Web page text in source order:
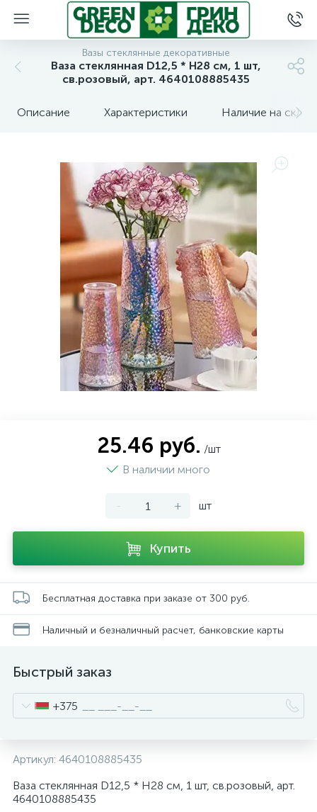
Вазы стеклянные декоративные
Ваза стеклянная D12,5 * H28 см, 1 шт,
св.розовый, арт. 4640108885435
Описание Характеристики Наличие на
25.46 руб. /шт
В наличии много
- + шт
Купить
Бесплатная доставка при заказе от 300 руб.
Наличный и безналичный расчет, банковские карты
Быстрый заказ
+375
Артикул: 4640108885435
Ваза стеклянная D12,5 * H28 см, 1 шт, св.розовый, арт.
4640108885435